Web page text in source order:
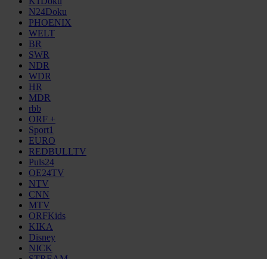
N24Doku
PHOENIX
WELT
BR
SWR
NDR
WDR
HR
MDR
rbb
ORF +
Sport1
EURO
REDBULLTV
Puls24
OE24TV
NTV
CNN
MTV
ORFKids
KIKA
Disney
NICK